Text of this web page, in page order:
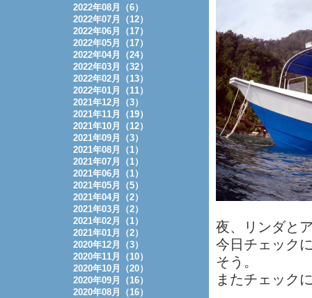
夜、リンダと
今日チェック
そう。
またチェック
2022年08月（6）
2022年07月（12）
2022年06月（17）
2022年05月（17）
2022年04月（24）
2022年03月（32）
2022年02月（13）
2022年01月（11）
2021年12月（3）
2021年11月（19）
2021年10月（12）
2021年09月（3）
2021年08月（1）
2021年07月（1）
2021年06月（1）
2021年05月（5）
2021年04月（2）
2021年03月（2）
2021年02月（1）
2021年01月（2）
2020年12月（3）
2020年11月（10）
2020年10月（20）
2020年09月（16）
2020年08月（16）